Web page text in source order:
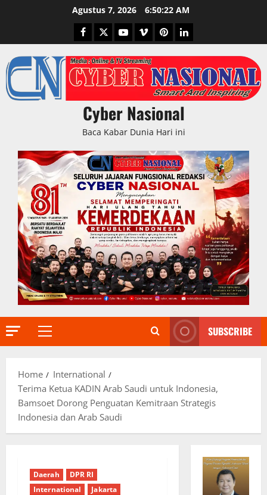
Agustus 7, 2026 6:50:23 AM
Facebook
TwitterYoutubeVimeoPinterestLinkedIn
Cyber Nasional
Baca Kabar Dunia Hari ini
Primary
SUBSCRIBE
Home
International
Terima Ketua KADIN Arab Saudi untuk Indonesia,
Bamsoet Dorong Penguatan Kemitraan Strategis
Indonesia dan Arab Saudi
Daerah
DPR RI
International
Jakarta